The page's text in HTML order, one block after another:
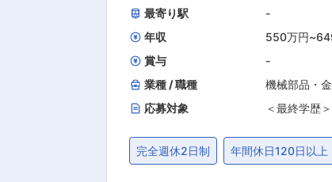
特化した会社が多い中、当社は様
十分まかなっていくことができま
最寄り駅
-
年収
550万円~
賞与
-
業種 / 職種
機械部品・
応募対象
＜最終学歴
完全週休2日制 年間休日120日以上